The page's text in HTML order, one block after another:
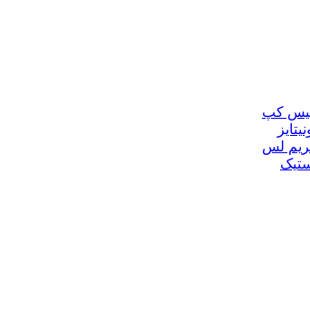
فیس کپ
لس